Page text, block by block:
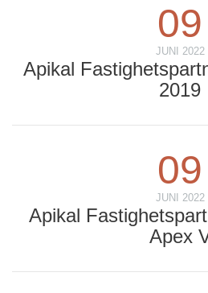
09
JUNI 2022
Apikal
2019
09
JUNI 2022
Apikal
Apex